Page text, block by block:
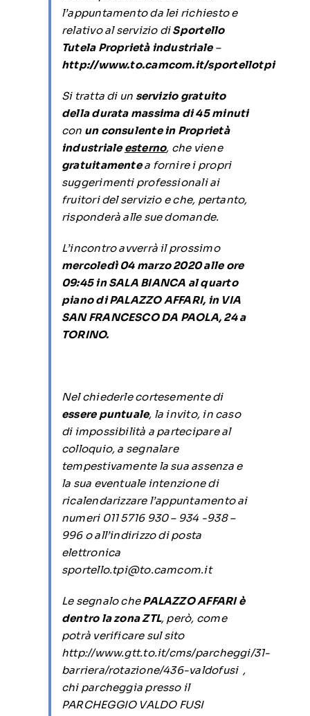
l’appuntamento da lei richiesto e
relativo al servizio diSportello
Tutela Proprietà industriale–
http://www.to.camcom.it/sportellotpi
Si tratta di un servizio gratuito
della durata massima di 45 minuti
con un consulente in Proprietà
industriale esterno, che viene
gratuitamentea fornire i propri
suggerimenti professionali ai
fruitori del servizio e che, pertanto,
risponderà alle sue domande.
L’incontro avverrà il prossimo
mercoledì 04 marzo 2020 alle ore
09:45 in SALA BIANCA al quarto
piano di PALAZZO AFFARI, in VIA
SAN FRANCESCO DA PAOLA, 24 a
TORINO.
Nel chiederle cortesemente di
essere puntuale, la invito, in caso
di impossibilità a partecipare al
colloquio, a segnalare
tempestivamente la sua assenza e
la sua eventuale intenzione di
ricalendarizzare l’appuntamento ai
numeri 011 5716 930 – 934 -938 –
996 o all’indirizzo di posta
elettronica
sportello.tpi@to.camcom.it
Le segnalo chePALAZZO AFFARI è
dentro la zona ZTL, però, come
potrà verificare sul sito
http://www.gtt.to.it/cms/parcheggi/31-
barriera/rotazione/436-valdofusi,
chi parcheggia presso il
PARCHEGGIO VALDO FUSI